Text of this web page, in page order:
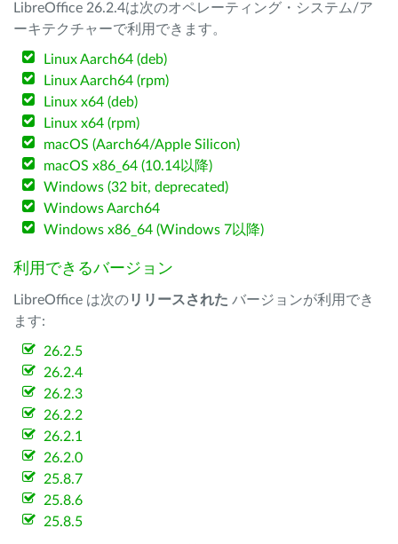
LibreOffice 26.2.4は次のオペレーティング・システム/ア
ーキテクチャーで利用できます。
Linux Aarch64 (deb)
Linux Aarch64 (rpm)
Linux x64 (deb)
Linux x64 (rpm)
macOS (Aarch64/Apple Silicon)
macOS x86_64 (10.14以降)
Windows (32 bit, deprecated)
Windows Aarch64
Windows x86_64 (Windows 7以降)
利用できるバージョン
LibreOffice は次のリリースされた バージョンが利用でき
ます:
26.2.5
26.2.4
26.2.3
26.2.2
26.2.1
26.2.0
25.8.7
25.8.6
25.8.5